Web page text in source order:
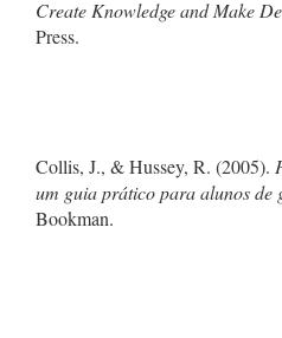
Create Knowledge and Make
Press.
Collis, J., & Hussey, R. (2005).
um guia prático para alunos de
Bookman.